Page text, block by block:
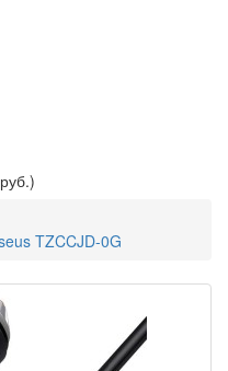
TZCCJD-0G